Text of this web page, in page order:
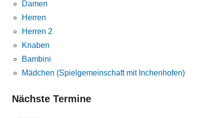
Damen
Herren
Herren 2
Knaben
Bambini
Mädchen (Spielgemeinschaft mit Inchenhofen)
Nächste Termine